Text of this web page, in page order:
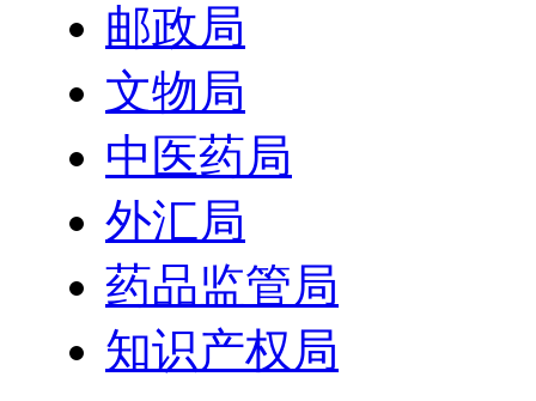
邮政局
文物局
中医药局
外汇局
药品监管局
知识产权局